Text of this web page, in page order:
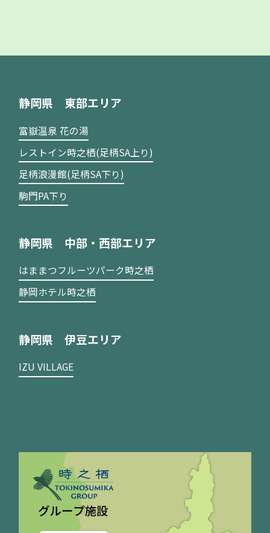
静岡県 東部エリア
富嶽温泉 花の湯
レストイン時之栖(足柄SA上り)
足柄浪漫館(足柄SA下り)
駒門PA下り
静岡県 中部・西部エリア
はままつフルーツパーク時之栖
静岡ホテル時之栖
静岡県 伊豆エリア
IZU VILLAGE